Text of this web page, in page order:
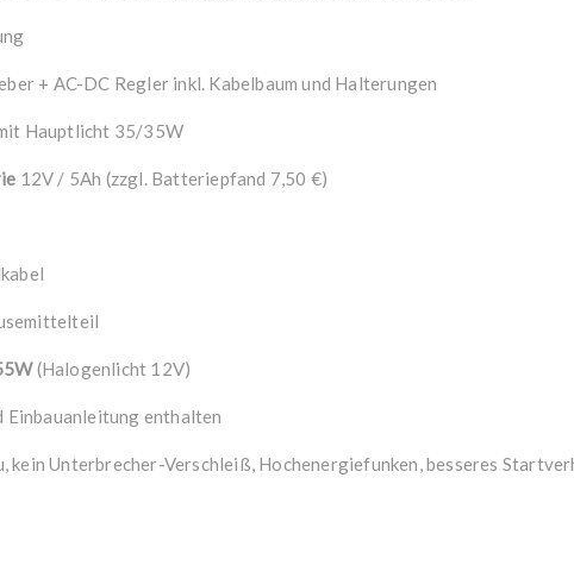
+ AC-DC Regler inkl. Kabelbaum und Halterungen
Hauptlicht 35/35W
12V / 5Ah (zzgl. Batteriepfand 7,50 €)
(Halogenlicht 12V)
Einbauanleitung enthalten
kein Unterbrecher-Verschleiß, Hochenergiefunken, besseres